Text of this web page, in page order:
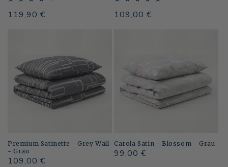
Normaler
119,90 €
Normaler
109,00 €
Premium Satinette - Grey Wall
- Grau
Normaler
109,00 €
Carola Satin - Blossom - Grau
Normaler
99,00 €